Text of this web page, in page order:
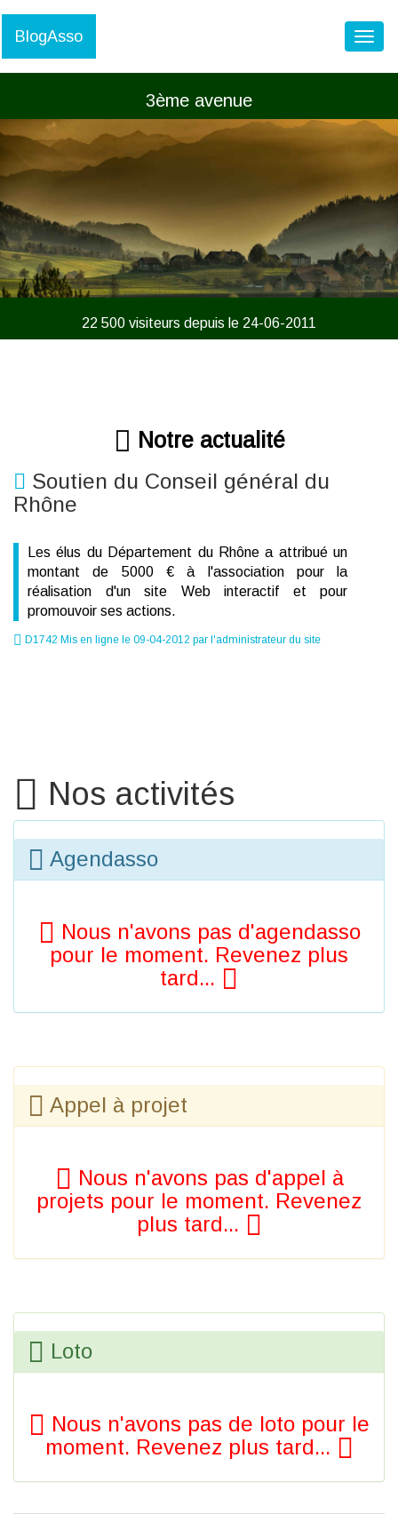
BlogAsso
3ème avenue
22 500 visiteurs depuis le 24-06-2011
Notre actualité
Soutien du Conseil général du
Rhône
Les élus du Département du Rhône a attribué un
montant de 5000 € à l'association pour la
réalisation d'un site Web interactif et pour
promouvoir ses actions.
D1742 Mis en ligne le 09-04-2012 par l'administrateur du site
Nos activités
Agendasso
Nous n'avons pas d'agendasso
pour le moment. Revenez plus
tard...
Appel à projet
Nous n'avons pas d'appel à
projets pour le moment. Revenez
plus tard...
Loto
Nous n'avons pas de loto pour le
moment. Revenez plus tard...